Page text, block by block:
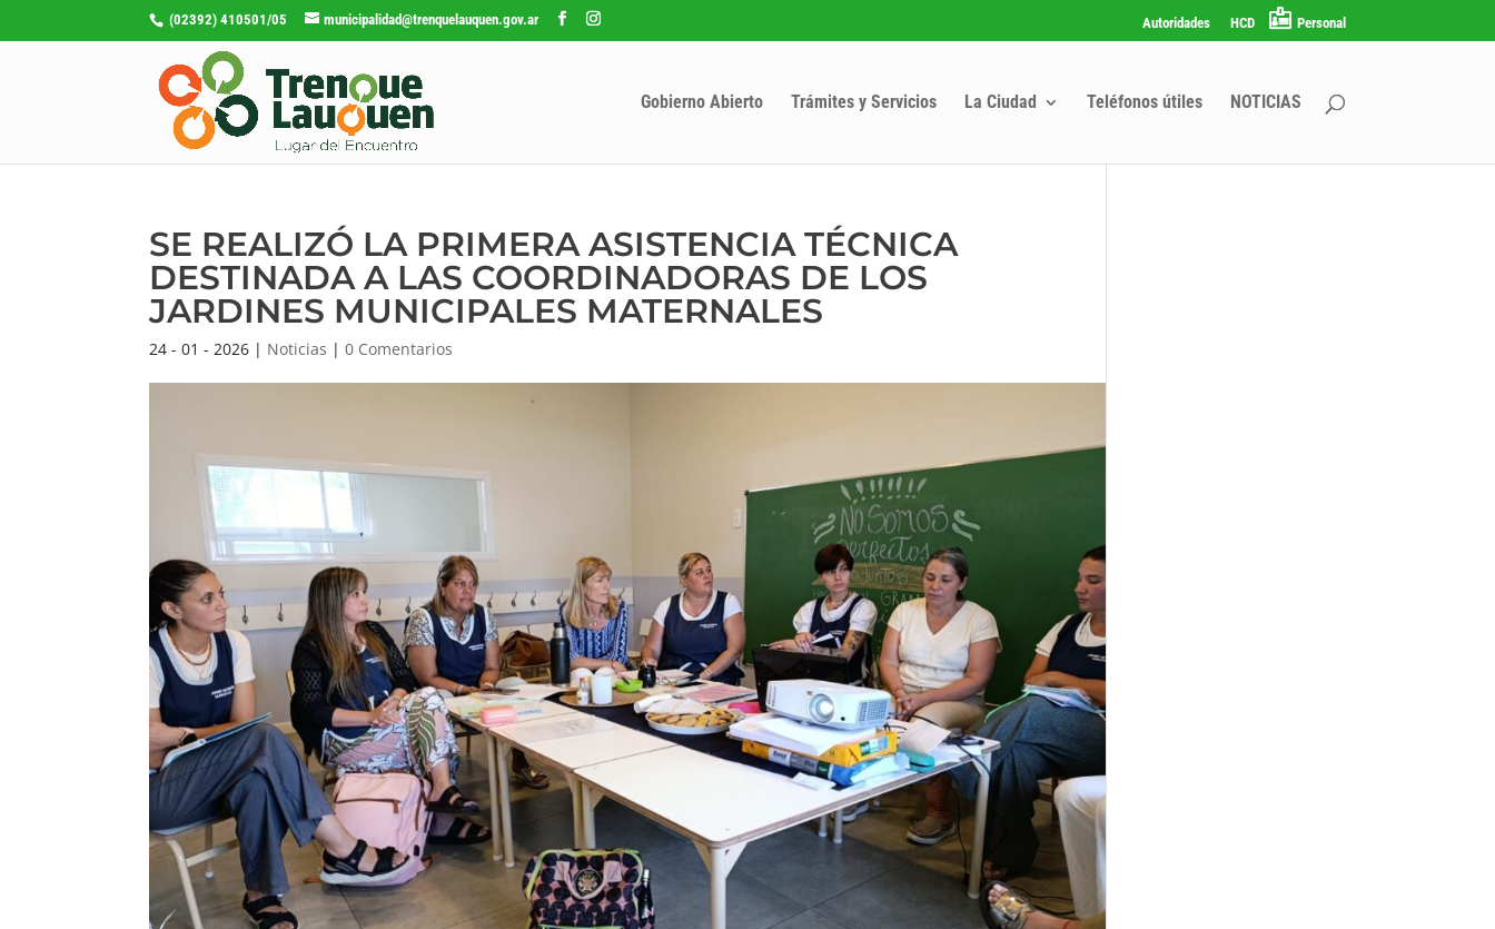
(02392) 410501/05 municipalidad@trenquelauquen.gov.ar Autoridades HCD Personal
Gobierno Abierto Trámites y Servicios La Ciudad Teléfonos útiles NOTICIAS
SE REALIZÓ LA PRIMERA ASISTENCIA TÉCNICA
DESTINADA A LAS COORDINADORAS DE LOS
JARDINES MUNICIPALES MATERNALES
24 - 01 - 2026 | Noticias |0 Comentarios